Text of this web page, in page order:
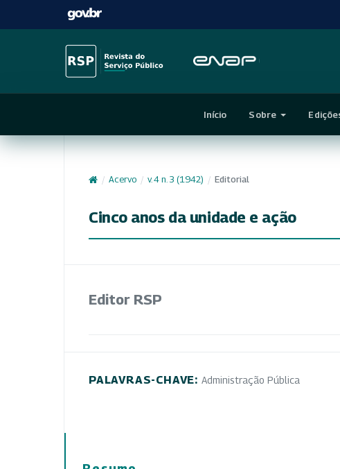
Início Sobre
/ Acervo / v. 4 n. 3 (1942) / Editorial
Cinco anos da unidade e ação
Editor RSP
PALAVRAS-CHAVE: Administração Pública